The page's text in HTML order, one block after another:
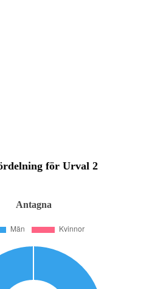
för Urval 2
Antagna